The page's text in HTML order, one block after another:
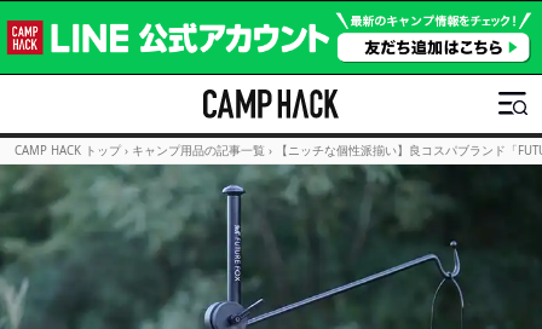
CAMP HACK トップ › キャンプ用品の記事一覧 › 【ニッチな個性派揃い】良コスパブランド「